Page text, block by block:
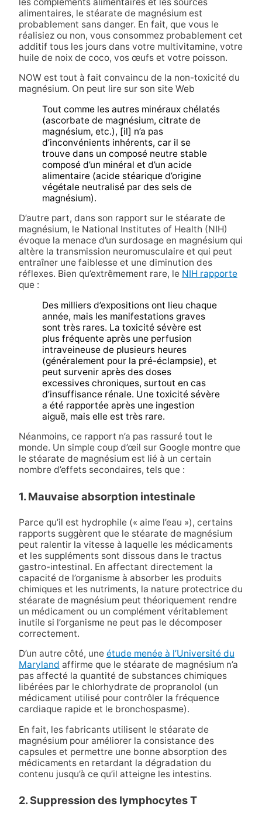
alimentaires, le stéarate de magnésium est
probablement sans danger. En fait, que vous le
réalisiez ou non, vous consommez probablement cet
additif tous les jours dans votre multivitamine, votre
huile de noix de coco, vos œufs et votre poisson.
NOW est tout à fait convaincu de la non-toxicité du
magnésium. On peut lire sur son site Web
Tout comme les autres minéraux chélatés
(ascorbate de magnésium, citrate de
magnésium, etc.), [il] n’a pas
d’inconvénients inhérents, car il se
trouve dans un composé neutre stable
composé d’un minéral et d’un acide
alimentaire (acide stéarique d’origine
végétale neutralisé par des sels de
magnésium).
D’autre part, dans son rapport sur le stéarate de
magnésium, le National Institutes of Health (NIH)
évoque la menace d’un surdosage en magnésium qui
altère la transmission neuromusculaire et qui peut
entraîner une faiblesse et une diminution des
réflexes. Bien qu’extrêmement rare, le NIH rapporte
que :
Des milliers d’expositions ont lieu chaque
année, mais les manifestations graves
sont très rares. La toxicité sévère est
plus fréquente après une perfusion
intraveineuse de plusieurs heures
(généralement pour la pré-éclampsie), et
peut survenir après des doses
excessives chroniques, surtout en cas
d’insuffisance rénale. Une toxicité sévère
a été rapportée après une ingestion
aiguë, mais elle est très rare.
Néanmoins, ce rapport n’a pas rassuré tout le
monde. Un simple coup d’œil sur Google montre que
le stéarate de magnésium est lié à un certain
nombre d’effets secondaires, tels que :
1. Mauvaise absorption intestinale
Parce qu’il est hydrophile (« aime l’eau »), certains
rapports suggèrent que le stéarate de magnésium
peut ralentir la vitesse à laquelle les médicaments
et les suppléments sont dissous dans le tractus
gastro-intestinal. En affectant directement la
capacité de l’organisme à absorber les produits
chimiques et les nutriments, la nature protectrice du
stéarate de magnésium peut théoriquement rendre
un médicament ou un complément véritablement
inutile si l’organisme ne peut pas le décomposer
correctement.
D’un autre côté, une étude menée à l’Université du
Maryland affirme que le stéarate de magnésium n’a
pas affecté la quantité de substances chimiques
libérées par le chlorhydrate de propranolol (un
médicament utilisé pour contrôler la fréquence
cardiaque rapide et le bronchospasme).
En fait, les fabricants utilisent le stéarate de
magnésium pour améliorer la consistance des
capsules et permettre une bonne absorption des
médicaments en retardant la dégradation du
contenu jusqu’à ce qu’il atteigne les intestins.
2. Suppression des lymphocytes T